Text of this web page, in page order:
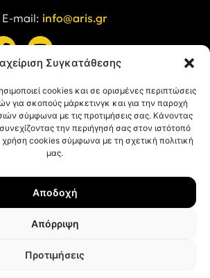
Συγκατάθεσης
cookies και σε ορισμένες περιπτώσεις
για σκοπούς μάρκετινγκ και για την παροχή
σύμφωνα με τις προτιμήσεις σας. Κάνοντας
την περιήγησή σας στον ιστότοπό
cookies σύμφωνα με τη σχετική πολιτική
μας.
Αποδοχή
Απόρριψη
Προτιμήσεις
E-mail: info@aris.gr
Όροι Χρήσης
Πολιτική Cookies